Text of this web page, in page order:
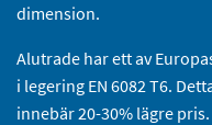
dimension.
Alutrade har ett av
i legering EN 6082 T6.
innebär 20-30% lägre